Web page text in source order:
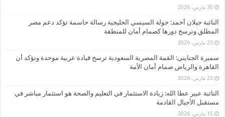
30 مارس، 2026
النائبة جيلان أحمد: جولة السيسي الخليجية رسالة حاسمة تؤكد دعم مصر
المطلق وترسخ دورها كصمام أمان للمنطقة
23 مارس، 2026
سميرة الجنايني: القمة المصرية السعودية ترسخ قيادة عربية موحدة وتؤكد أن
القاهرة والرياض صمام أمان الأمة
23 مارس، 2026
النائبة عبير عطا الله: زيادة الاستثمار في التعليم والصحة هو استثمار مباشر في
مستقبل الأجيال القادمة
15 مارس، 2026